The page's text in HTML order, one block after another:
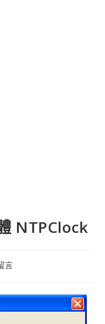
NTPClock
言